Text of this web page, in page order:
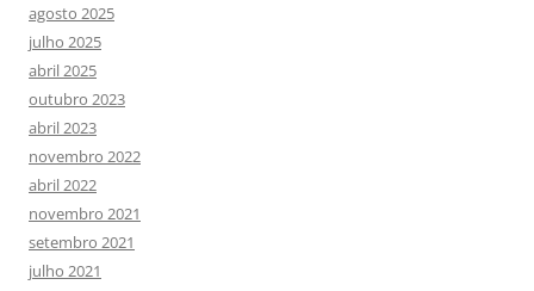
agosto 2025
julho 2025
abril 2025
outubro 2023
abril 2023
novembro 2022
abril 2022
novembro 2021
setembro 2021
julho 2021